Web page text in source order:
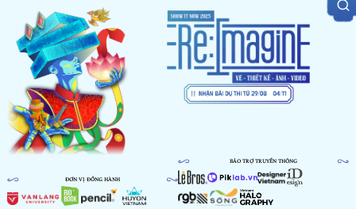
ĐƠN VỊ ĐỒNG HÀNH
BẢO TRỢ TRUYỀN THÔNG